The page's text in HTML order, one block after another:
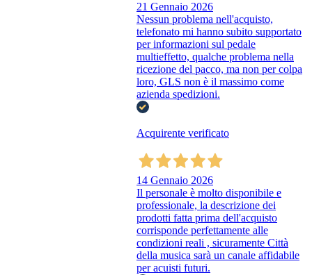
21 Gennaio 2026
Nessun problema nell'acquisto,
telefonato mi hanno subito supportato
per informazioni sul pedale
multieffetto, qualche problema nella
ricezione del pacco, ma non per colpa
loro, GLS non è il massimo come
azienda spedizioni.
Acquirente verificato
14 Gennaio 2026
Il personale è molto disponibile e
professionale, la descrizione dei
prodotti fatta prima dell'acquisto
corrisponde perfettamente alle
condizioni reali , sicuramente Città
della musica sarà un canale affidabile
per acuisti futuri.